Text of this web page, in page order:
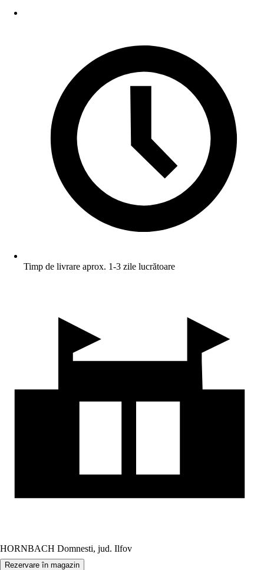
Timp de livrare aprox. 1-3 zile lucrătoare
HORNBACH Domnesti, jud. Ilfov
Rezervare în magazin